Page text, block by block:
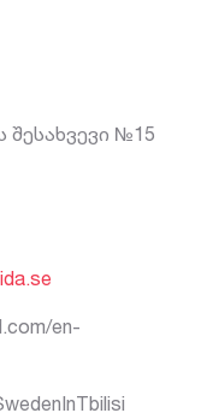
შესახვევი №15
en-